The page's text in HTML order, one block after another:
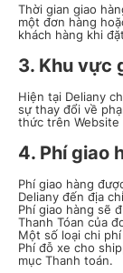
Thời gian giao
một đơn hàng
khách hàng khi
3. Khu vực
Hiện tại Deliany
sự thay đổi về
thức trên Website
4. Phí giao
Phí giao hàng
Deliany đến địa
Phí giao hàng sẽ
Thanh Tóan của
Một số loại chi
Phí đỗ xe cho
mục Thanh toán.